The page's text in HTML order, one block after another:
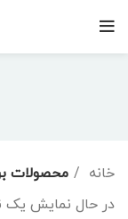
خانه
محصولات
در حال نمایش یک